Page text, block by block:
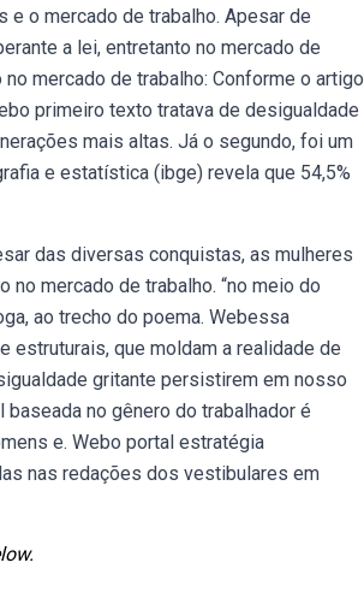
o mercado de trabalho. Apesar de
a lei, entretanto no mercado de
mercado de trabalho: Conforme o artigo
primeiro texto tratava de desigualdade
mais altas. Já o segundo, foi um
e estatística (ibge) revela que 54,5%
das diversas conquistas, as mulheres
mercado de trabalho. “no meio do
ao trecho do poema. Webessa
que moldam a realidade de
gritante persistirem em nosso
no gênero do trabalhador é
e. Webo portal estratégia
nas redações dos vestibulares em